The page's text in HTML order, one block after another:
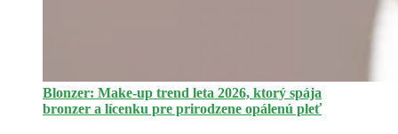
Blonzer: Make-up trend leta 2026, ktorý spája
bronzer a lícenku pre prirodzene opálenú pleť